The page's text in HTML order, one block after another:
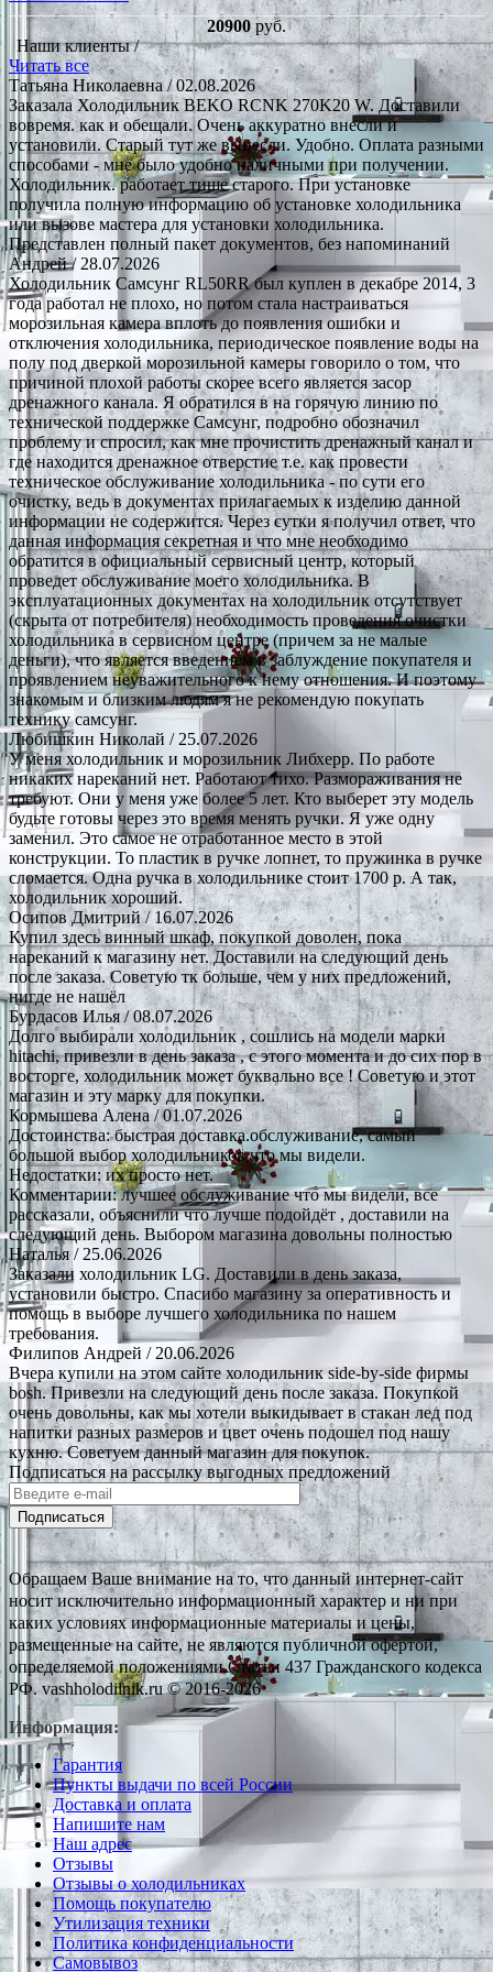
20900руб.
Наши клиенты /
Читать все
Татьяна Николаевна/ 02.08.2026
Заказала Холодильник BEKO RCNK 270K20 W. Доставили
вовремя. как и обещали. Очень аккуратно внесли и
установили. Старый тут же вынесли. Удобно. Оплата разными
способами - мне было удобно наличными при получении.
Холодильник. работает тише старого. При установке
получила полную информацию об установке холодильника
или вызове мастера для установки холодильника.
Представлен полный пакет документов, без напоминаний
Андрей/ 28.07.2026
Холодильник Самсунг RL50RR был куплен в декабре 2014, 3
года работал не плохо, но потом стала настраиваться
морозильная камера вплоть до появления ошибки и
отключения холодильника, периодическое появление воды на
полу под дверкой морозильной камеры говорило о том, что
причиной плохой работы скорее всего является засор
дренажного канала. Я обратился в на горячую линию по
технической поддержке Самсунг, подробно обозначил
проблему и спросил, как мне прочистить дренажный канал и
где находится дренажное отверстие т.е. как провести
техническое обслуживание холодильника - по сути его
очистку, ведь в документах прилагаемых к изделию данной
информации не содержится. Через сутки я получил ответ, что
данная информация секретная и что мне необходимо
обратится в официальный сервисный центр, который
проведет обслуживание моего холодильника. В
эксплуатационных документах на холодильник отсутствует
(скрыта от потребителя) необходимость проведения очистки
холодильника в сервисном центре (причем за не малые
деньги), что является введением в заблуждение покупателя и
проявлением неуважительного к нему отношения. И поэтому
знакомым и близким людям я не рекомендую покупать
технику самсунг.
Любишкин Николай / 25.07.2026
У меня холодильник и морозильник Либхерр. По работе
никаких нареканий нет. Работают тихо. Размораживания не
требуют. Они у меня уже более 5 лет. Кто выберет эту модель
будьте готовы через это время менять ручки. Я уже одну
заменил. Это самое не отработанное место в этой
конструкции. То пластик в ручке лопнет, то пружинка в ручке
сломается. Одна ручка в холодильнике стоит 1700 р. А так,
холодильник хороший.
Осипов Дмитрий/ 16.07.2026
Купил здесь винный шкаф, покупкой доволен, пока
нареканий к магазину нет. Доставили на следующий день
после заказа. Советую тк больше, чем у них предложений,
нигде не нашёл
Бурдасов Илья/ 08.07.2026
Долго выбирали холодильник , сошлись на модели марки
hitachi, привезли в день заказа , с этого момента и до сих пор в
восторге, холодильник может буквально все ! Советую и этот
магазин и эту марку для покупки.
Кормышева Алена/ 01.07.2026
Достоинства: быстрая доставка.обслуживание, самый
большой выбор холодильников что мы видели.
Недостатки: их просто нет.
Комментарии: лучшее обслуживание что мы видели, все
рассказали, объяснили что лучше подойдёт , доставили на
следующий день. Выбором магазина довольны полностью
Наталья/ 25.06.2026
Заказали холодильник LG. Доставили в день заказа,
установили быстро. Спасибо магазину за оперативность и
помощь в выборе лучшего холодильника по нашем
требования.
Филипов Андрей / 20.06.2026
Вчера купили на этом сайте холодильник side-by-side фирмы
bosh. Привезли на следующий день после заказа. Покупкой
очень довольны, как мы хотели выкидывает в стакан лед под
напитки разных размеров и цвет очень подошел под нашу
кухню. Советуем данный магазин для покупок.
Подписаться на рассылку выгодных предложений
Подписаться
Обращаем Ваше внимание на то, что данный интернет-сайт
носит исключительно информационный характер и ни при
каких условиях информационные материалы и цены,
размещенные на сайте, не являются публичной офертой,
определяемой положениями Статьи 437 Гражданского кодекса
РФ. vashholodilnik.ru © 2016-2026
Информация:
Гарантия
Пункты выдачи по всей России
Доставка и оплата
Напишите нам
Наш адрес
Отзывы
Отзывы о холодильниках
Помощь покупателю
Утилизация техники
Политика конфиденциальности
Самовывоз